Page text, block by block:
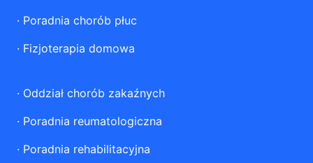
· Poradnia chorób płuc
· Fizjoterapia domowa
· Oddział chorób zakaźnych
· Poradnia reumatologiczna
· Poradnia rehabilitacyjna